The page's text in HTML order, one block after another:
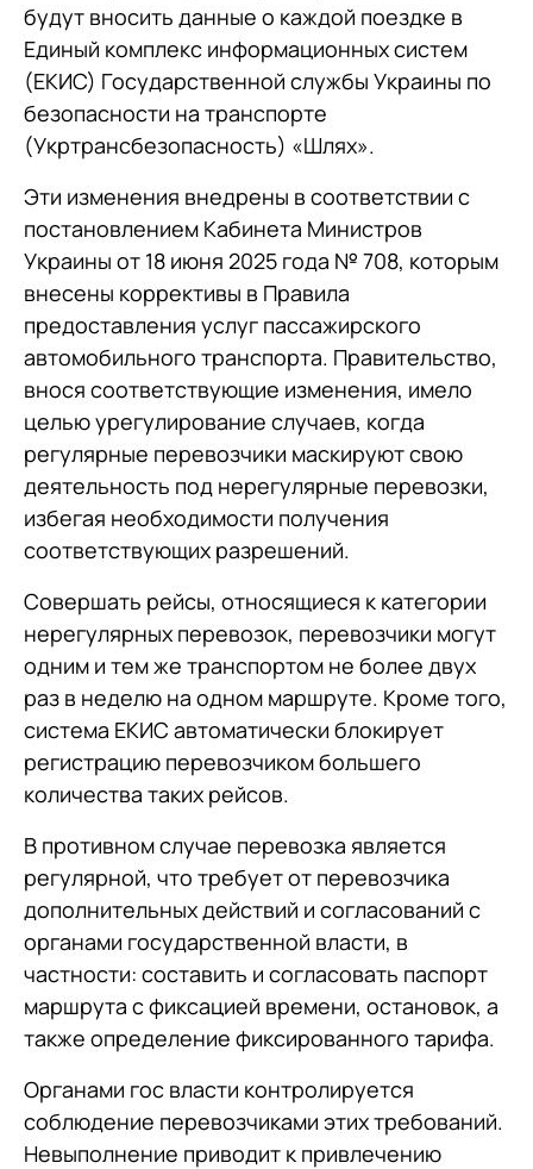
будут вносить данные о каждой поездке в
Единый комплекс информационных систем
(ЕКИС) Государственной службы Украины по
безопасности на транспорте
(Укртрансбезопасность) «Шлях».
Эти изменения внедрены в соответствии с
постановлением Кабинета Министров
Украины от 18 июня 2025 года № 708, которым
внесены коррективы в Правила
предоставления услуг пассажирского
автомобильного транспорта. Правительство,
внося соответствующие изменения, имело
целью урегулирование случаев, когда
регулярные перевозчики маскируют свою
деятельность под нерегулярные перевозки,
избегая необходимости получения
соответствующих разрешений.
Совершать рейсы, относящиеся к категории
нерегулярных перевозок, перевозчики могут
одним и тем же транспортом не более двух
раз в неделю на одном маршруте. Кроме того,
система ЕКИС автоматически блокирует
регистрацию перевозчиком большего
количества таких рейсов.
В противном случае перевозка является
регулярной, что требует от перевозчика
дополнительных действий и согласований с
органами государственной власти, в
частности: составить и согласовать паспорт
маршрута с фиксацией времени, остановок, а
также определение фиксированного тарифа.
Органами гос власти контролируется
соблюдение перевозчиками этих требований.
Невыполнение приводит к привлечению